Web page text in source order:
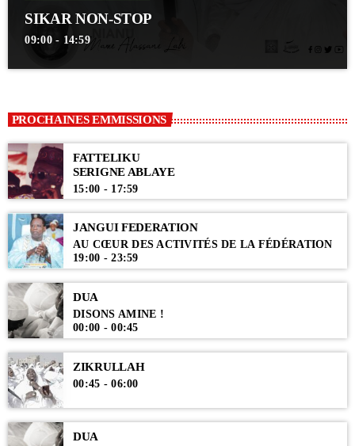
SIKAR NON-STOP
09:00 - 14:59
PROCHAINES EMMISSIONS
FATTELIKU
SERIGNE ABLAYE
15:00 - 17:59
JANGUI FEDERATION
AU CŒUR DES ACTIVITÉS DE LA FÉDÉRATION
19:00 - 23:59
DUA
DISONS AMINE !
00:00 - 00:45
ZIKRULLAH
00:45 - 06:00
DUA